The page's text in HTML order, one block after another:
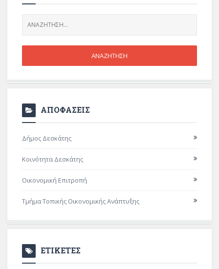
ΑΠΟΦΑΣΕΙΣ
Δήμος Δεσκάτης
Κοινότητα Δεσκάτης
Οικονομική Επιτροπή
Τμήμα Τοπικής Οικονομικής Ανάπτυξης
ΕΤΙΚΕΤΕΣ